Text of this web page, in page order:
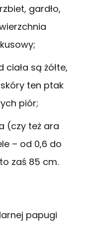
gardło,
są żółte,
ten ptak
piór;
(czy też ara
– od 0,6 do
zaś 85 cm.
papugi